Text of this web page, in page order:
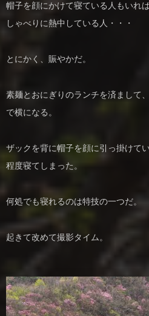
帽子を顔にかけて寝ている人もいれ
しゃべりに熱中している人・・・
とにかく、賑やかだ。
素麺とおにぎりのランチを済まして
で横になる。
ザックを背に帽子を顔に引っ掛けて
程度寝てしまった。
何処でも寝れるのは特技の一つだ。
起きて改めて撮影タイム。